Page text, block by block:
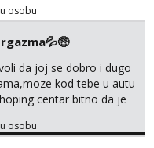
osobu
da joj se dobro i dugo
kod tebe u autu
centar bitno da je
sam i diskretan,sliku
osobu